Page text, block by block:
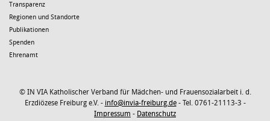
Transparenz
Regionen und Standorte
Publikationen
Spenden
Ehrenamt
© IN VIA Katholischer Verband für Mädchen- und Frauensozialarbeit i. d.
Erzdiözese Freiburg e.V. - info@invia-freiburg.de- Tel. 0761-21113-3 -
Impressum - Datenschutz